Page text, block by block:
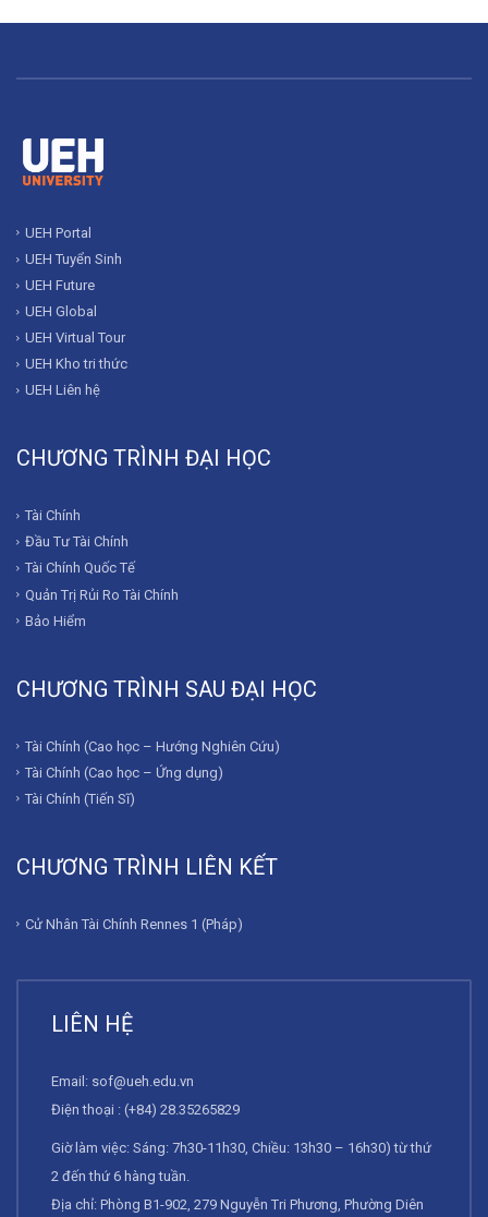
UEH Portal
UEH Tuyển Sinh
UEH Future
UEH Global
UEH Virtual Tour
UEH Kho tri thức
UEH Liên hệ
CHƯƠNG TRÌNH ĐẠI HỌC
Tài Chính
Đầu Tư Tài Chính
Tài Chính Quốc Tế
Quản Trị Rủi Ro Tài Chính
Bảo Hiểm
CHƯƠNG TRÌNH SAU ĐẠI HỌC
Tài Chính (Cao học – Hướng Nghiên Cứu)
Tài Chính (Cao học – Ứng dụng)
Tài Chính (Tiến Sĩ)
CHƯƠNG TRÌNH LIÊN KẾT
Cử Nhân Tài Chính Rennes 1 (Pháp)
LIÊN HỆ
Email: sof@ueh.edu.vn
Điện thoại : (+84) 28.35265829
Giờ làm việc: Sáng: 7h30-11h30, Chiều: 13h30 – 16h30) từ thứ
2 đến thứ 6 hàng tuần.
Địa chỉ: Phòng B1-902, 279 Nguyễn Tri Phương, Phường Diên